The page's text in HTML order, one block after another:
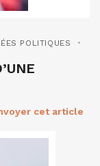
POLITIQUES
cet article